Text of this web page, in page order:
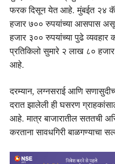
फरक दिसून येत आहे. मुंबईत २४
हजार ७०० रुपयांच्या आसपास
हजार ३०० रुपयांच्या पुढे
प्रतिकिलो सुमारे २ लाख ८०
आहे.
दरम्यान, लग्नसराई आणि
दरात झालेली ही घसरण
आहे. मात्र बाजारातील सततची
करताना सावधगिरी बाळगण्याचा